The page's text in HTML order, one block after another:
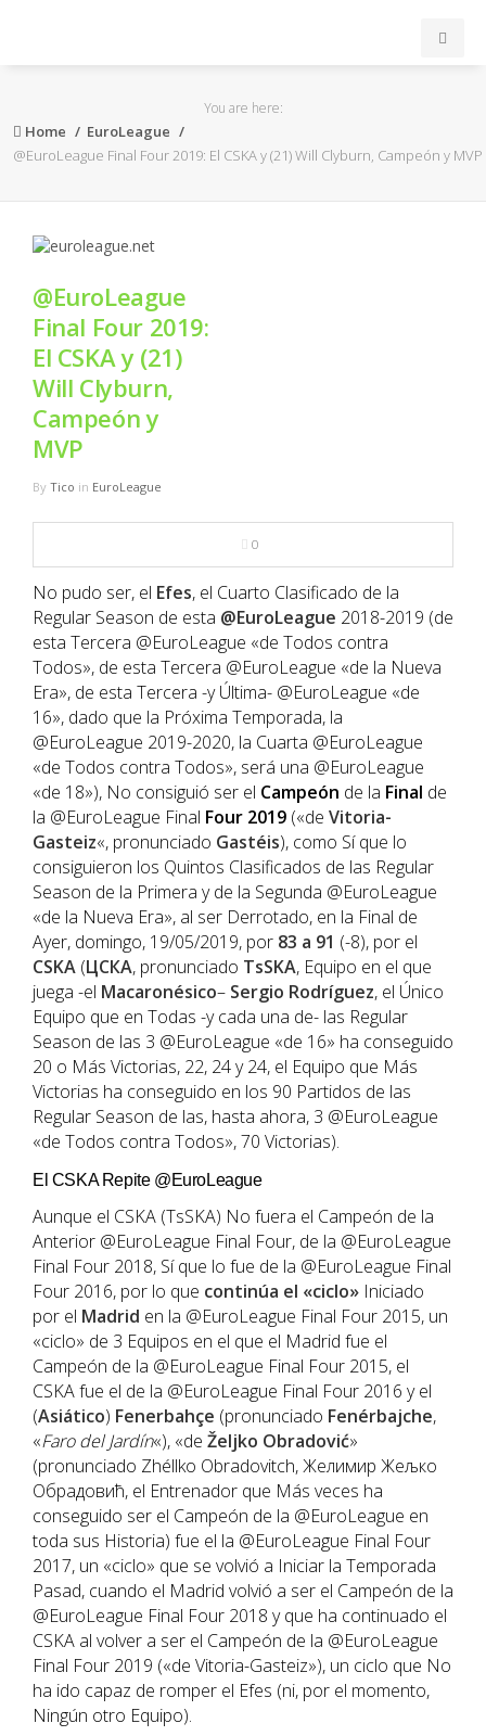
ACB
EuroLeague
FIBA
OTROS
FORMACIÓN
NBA
RIO 2016
You are here:
Home
EuroLeague
@EuroLeague Final Four 2019: El CSKA y (21) Will Clyburn, Campeón y MVP
@EuroLeague
Final Four 2019:
El CSKA y (21)
Will Clyburn,
Campeón y
MVP
By Tico in EuroLeague
0
No pudo ser, el Efes, el Cuarto Clasificado de la
Regular Season de esta @EuroLeague 2018-2019 (de
esta Tercera @EuroLeague «de Todos contra
Todos», de esta Tercera @EuroLeague «de la Nueva
Era», de esta Tercera -y Última- @EuroLeague «de
16», dado que la Próxima Temporada, la
@EuroLeague 2019-2020, la Cuarta @EuroLeague
«de Todos contra Todos», será una @EuroLeague
«de 18»), No consiguió ser el Campeón de la Final de
la @EuroLeague Final Four 2019 («de Vitoria-
Gasteiz«, pronunciado Gastéis), como Sí que lo
consiguieron los Quintos Clasificados de las Regular
Season de la Primera y de la Segunda @EuroLeague
«de la Nueva Era», al ser Derrotado, en la Final de
Ayer, domingo, 19/05/2019, por 83 a 91 (-8), por el
CSKA (ЦСКА, pronunciado TsSKA, Equipo en el que
juega -el Macaronésico– Sergio Rodríguez, el Único
Equipo que en Todas -y cada una de- las Regular
Season de las 3 @EuroLeague «de 16» ha conseguido
20 o Más Victorias, 22, 24 y 24, el Equipo que Más
Victorias ha conseguido en los 90 Partidos de las
Regular Season de las, hasta ahora, 3 @EuroLeague
«de Todos contra Todos», 70 Victorias).
El CSKA Repite @EuroLeague
Aunque el CSKA (TsSKA) No fuera el Campeón de la
Anterior @EuroLeague Final Four, de la @EuroLeague
Final Four 2018, Sí que lo fue de la @EuroLeague Final
Four 2016, por lo que continúa el «ciclo» Iniciado
por el Madrid en la @EuroLeague Final Four 2015, un
«ciclo» de 3 Equipos en el que el Madrid fue el
Campeón de la @EuroLeague Final Four 2015, el
CSKA fue el de la @EuroLeague Final Four 2016 y el
(Asiático) Fenerbahçe (pronunciado Fenérbajche,
«Faro del Jardín«), «de Željko Obradović»
(pronunciado Zhéllko Obradovitch, Желимир Жељко
Обрадовић, el Entrenador que Más veces ha
conseguido ser el Campeón de la @EuroLeague en
toda sus Historia) fue el la @EuroLeague Final Four
2017, un «ciclo» que se volvió a Iniciar la Temporada
Pasad, cuando el Madrid volvió a ser el Campeón de la
@EuroLeague Final Four 2018 y que ha continuado el
CSKA al volver a ser el Campeón de la @EuroLeague
Final Four 2019 («de Vitoria-Gasteiz»), un ciclo que No
ha ido capaz de romper el Efes (ni, por el momento,
Ningún otro Equipo).